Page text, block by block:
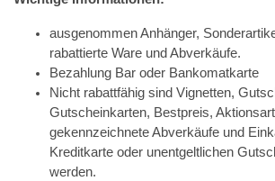
ausgenommen Anhänger,
rabattierte Ware und Abverkäufe.
Bezahlung Bar oder Bankomatkarte
Nicht rabattfähig sind Vignetten,
Gutscheinkarten, Bestpreis,
gekennzeichnete Abverkäufe und
Kreditkarte oder unentgeltlichen
werden.